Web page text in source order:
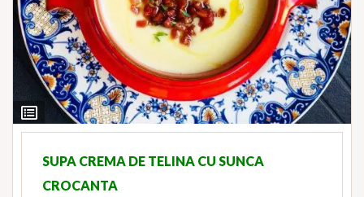
View
Ingredients
SUPA CREMA DE TELINA CU SUNCA
CROCANTA